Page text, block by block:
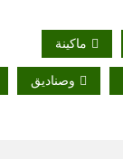
ماكينة
وصناديق